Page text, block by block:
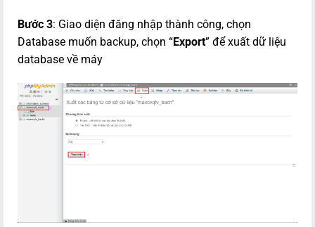
Bước 3: Giao diện đăng nhập thành công, chọn
Database muốn backup, chọn “Export” để xuất dữ liệu
database về máy